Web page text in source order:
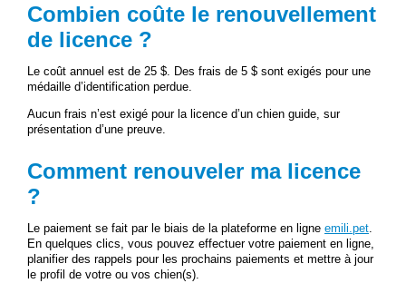
Combien coûte le renouvellement
de licence ?
Le coût annuel est de 25 $. Des frais de 5 $ sont exigés pour une
médaille d’identification perdue.
Aucun frais n’est exigé pour la licence d’un chien guide, sur
présentation d’une preuve.
Comment renouveler ma licence
?
Le paiement se fait par le biais de la plateforme en ligne emili.pet
En quelques clics, vous pouvez effectuer votre paiement en ligne,
planifier des rappels pour les prochains paiements et mettre à jour
le profil de votre ou vos chien(s).